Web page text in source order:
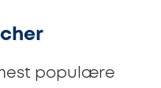
populære